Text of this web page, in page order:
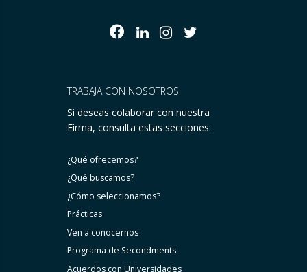
TRABAJA CON NOSOTROS
Si deseas colaborar con nuestra
Firma, consulta estas secciones:
¿Qué ofrecemos?
¿Qué buscamos?
¿Cómo seleccionamos?
Prácticas
Ven a conocernos
Programa de Secondments
Acuerdos con Universidades